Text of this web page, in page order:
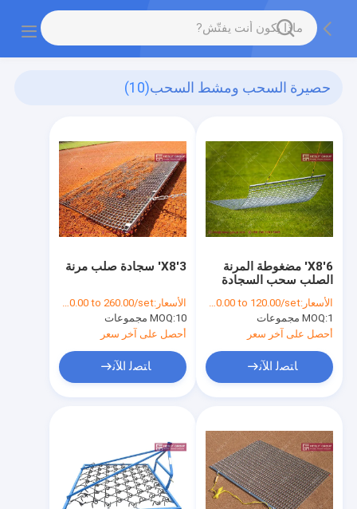
حصيرة السحب ومشط السحب(10)
3'X8' سجادة صلب مرنة
الأسعار:US$ 30.00 to 260.00/set
MOQ:10 مجموعات
أحصل على آخر سعر
ﺎﺘﺼﻟ ﺍﻶﻧ
6'X8' مضغوطة المرنة
الصلب سحب السجادة
المصدر
الأسعار:US$ 30.00 to 120.00/set
MOQ:1 مجموعات
أحصل على آخر سعر
ﺎﺘﺼﻟ ﺍﻶﻧ